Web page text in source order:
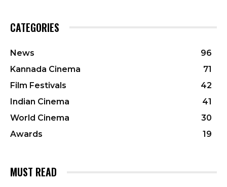
CATEGORIES
News
96
Kannada Cinema
71
Film Festivals
42
Indian Cinema
41
World Cinema
30
Awards
19
MUST READ